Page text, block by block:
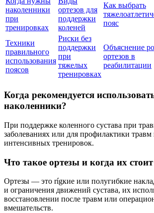
наколенники
при
тренировках
ортезов для
поддержки
коленей
Как выбрать
пояс
Техники
правильного
использования
поясов
Риски без
поддержки
при
тяжелых
тренировках
Объяснение
ортезов в
реабилитации
Когда рекомендуется
наколенники?
При поддержке коленного сустава при
заболеваниях или для профилактики травм
интенсивных тренировок.
Что такое ортезы и когда их
Ортезы — это rígкие или полугибкие
и ограничения движений сустава, их
восстановлении после травм или
вмешательств.